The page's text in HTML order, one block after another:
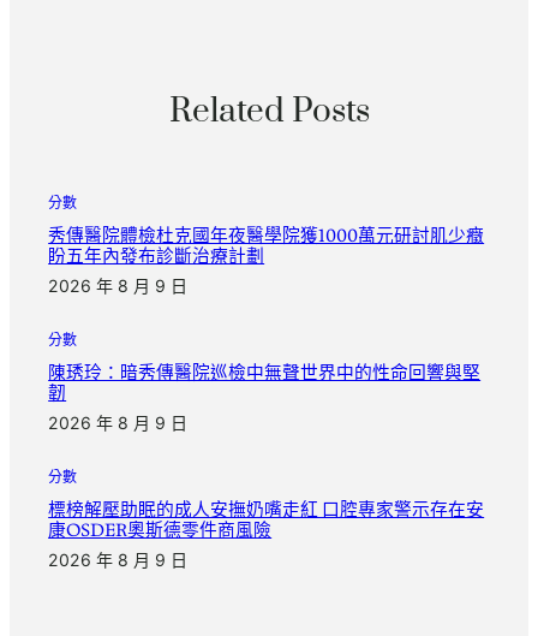
Related Posts
分數
秀傳醫院體檢杜克國年夜醫學院獲1000萬元研討肌少癥
盼五年內發布診斷治療計劃
2026 年 8 月 9 日
分數
陳琇玲：暗秀傳醫院巡檢中無聲世界中的性命回響與堅
韌
2026 年 8 月 9 日
分數
標榜解壓助眠的成人安撫奶嘴走紅 口腔專家警示存在安
康OSDER奧斯德零件商風險
2026 年 8 月 9 日